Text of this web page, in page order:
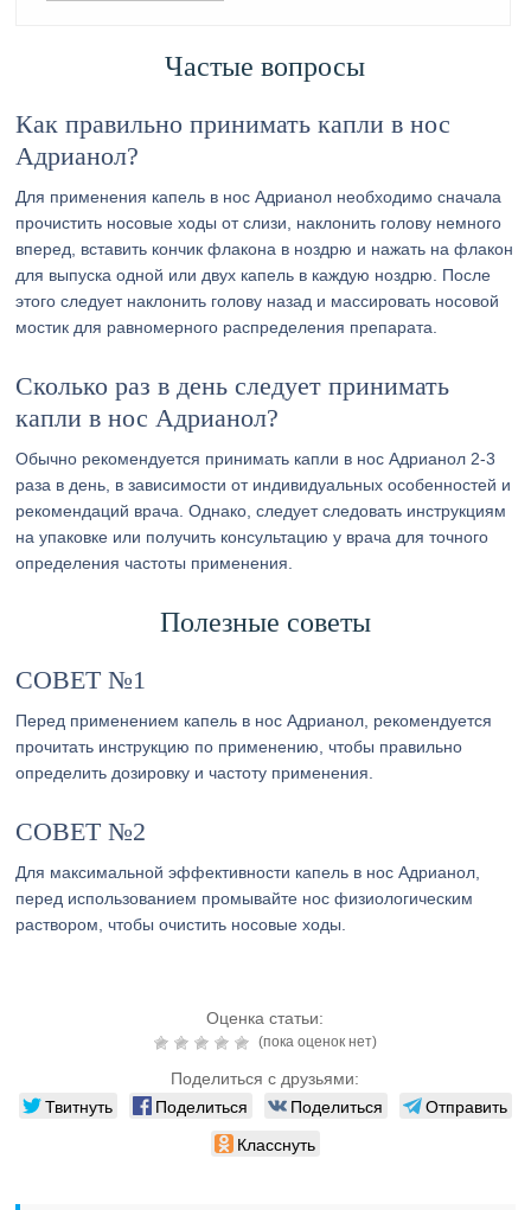
Частые вопросы
Как правильно принимать капли в нос
Адрианол?
Для применения капель в нос Адрианол необходимо сначала
прочистить носовые ходы от слизи, наклонить голову немного
вперед, вставить кончик флакона в ноздрю и нажать на флакон
для выпуска одной или двух капель в каждую ноздрю. После
этого следует наклонить голову назад и массировать носовой
мостик для равномерного распределения препарата.
Сколько раз в день следует принимать
капли в нос Адрианол?
Обычно рекомендуется принимать капли в нос Адрианол 2-3
раза в день, в зависимости от индивидуальных особенностей и
рекомендаций врача. Однако, следует следовать инструкциям
на упаковке или получить консультацию у врача для точного
определения частоты применения.
Полезные советы
СОВЕТ №1
Перед применением капель в нос Адрианол, рекомендуется
прочитать инструкцию по применению, чтобы правильно
определить дозировку и частоту применения.
СОВЕТ №2
Для максимальной эффективности капель в нос Адрианол,
перед использованием промывайте нос физиологическим
раствором, чтобы очистить носовые ходы.
Оценка статьи:
(пока оценок нет)
Поделиться с друзьями:
Твитнуть Поделиться Поделиться
Отправить
Класснуть